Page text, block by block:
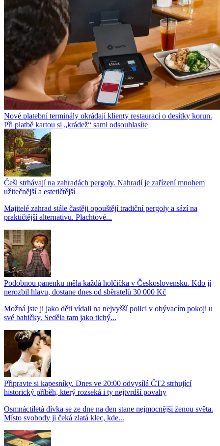
Nové platební terminály okrádají klienty restaurací o desítky korun.
Při platbě kartou si „krádež“ sami odsouhlasíte
Češi strhávají na zahradách pergoly. Nahradí je zařízení mnohem
užitečnější a estetičtější
Majitelé zahrad stále častěji opouštějí tradiční pergoly a sází na
praktičtější alternativu. Plachtové...
Podobnou panenku měla každá holčička v Československu. Kdo jí
nerozbil hlavu, dostane dnes od sběratelů 30 000 Kč
Možná jste ji jako děti vídali na nejvyšší polici v obývacím pokoji u
své babičky. Seděla tam jako tichý...
Připravte si kapesníky. Dnes ve 20:00 odvysílá ČT2 strhující
historický příběh, který rozseká i ty nejtvrdší povahy
Osmnáctiletá dívka se ze dne na den stane nejmocnější ženou světa.
Místo svobody ji čeká zlatá klec, kde...